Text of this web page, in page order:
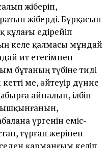
жіберіп,
жіберді. Бұрқасын
едірейіп
келе қалмасы мұндай
ит етегімнен
бұтаның түбіне тиді
ме, әйтеуір дүние
айналып, ілбіп
ышқынғанын,
үргенін еміс-
тұрған жерінен